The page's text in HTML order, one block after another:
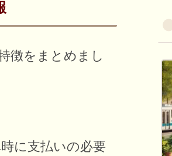
徴をまとめまし
に支払いの必要